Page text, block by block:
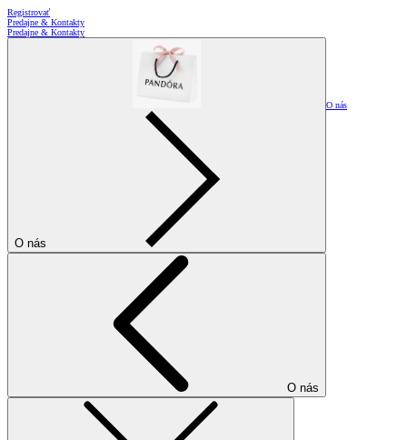
Registrovať
Predajne & Kontakty
Predajne & Kontakty
O nás
O nás
O nás